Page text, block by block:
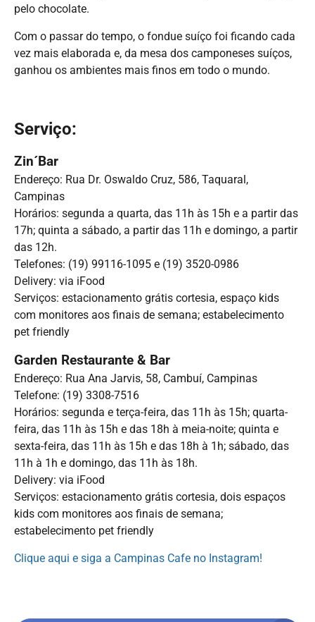
pelo chocolate.
Com o passar do tempo, o fondue suíço foi ficando cada
vez mais elaborada e, da mesa dos camponeses suíços,
ganhou os ambientes mais finos em todo o mundo.
Serviço:
Zin´Bar
Endereço: Rua Dr. Oswaldo Cruz, 586, Taquaral,
Campinas
Horários: segunda a quarta, das 11h às 15h e a partir das
17h; quinta a sábado, a partir das 11h e domingo, a partir
das 12h.
Telefones: (19) 99116-1095 e (19) 3520-0986
Delivery: via iFood
Serviços: estacionamento grátis cortesia, espaço kids
com monitores aos finais de semana; estabelecimento
pet friendly
Garden Restaurante & Bar
Endereço: Rua Ana Jarvis, 58, Cambuí, Campinas
Telefone: (19) 3308-7516
Horários: segunda e terça-feira, das 11h às 15h; quarta-
feira, das 11h às 15h e das 18h à meia-noite; quinta e
sexta-feira, das 11h às 15h e das 18h à 1h; sábado, das
11h à 1h e domingo, das 11h às 18h.
Delivery: via iFood
Serviços: estacionamento grátis cortesia, dois espaços
kids com monitores aos finais de semana;
estabelecimento pet friendly
Clique aqui e siga a Campinas Cafe no Instagram!